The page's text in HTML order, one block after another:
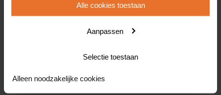
Alle cookies toestaan
Aanpassen
Selectie toestaan
Alleen noodzakelijke cookies